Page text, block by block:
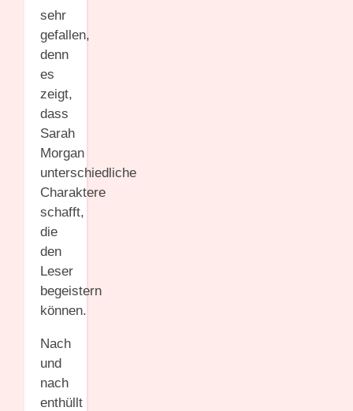
sehr
gefallen,
denn
es
zeigt,
dass
Sarah
Morgan
unterschiedliche
Charaktere
schafft,
die
den
Leser
begeistern
können.
Nach
und
nach
enthüllt